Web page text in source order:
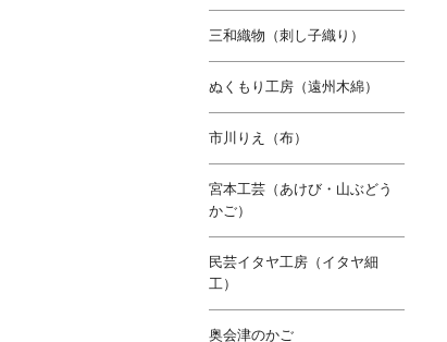
三和織物（刺し子織り）
ぬくもり工房（遠州木綿）
市川りえ（布）
宮本工芸（あけび・山ぶどう
かご）
民芸イタヤ工房（イタヤ細
工）
奥会津のかご